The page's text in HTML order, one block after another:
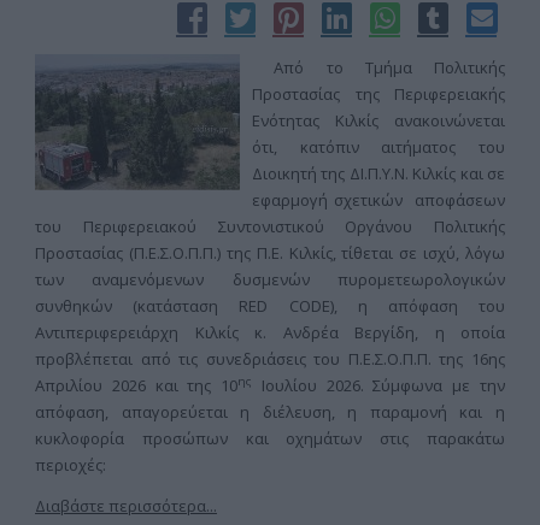
Από το Τμήμα Πολιτικής
Προστασίας της Περιφερειακής
Ενότητας Κιλκίς ανακοινώνεται
ότι, κατόπιν αιτήματος του
Διοικητή της ΔΙ.Π.Υ.Ν. Κιλκίς και σε
εφαρμογή σχετικών αποφάσεων
του Περιφερειακού Συντονιστικού Οργάνου Πολιτικής
Προστασίας (Π.Ε.Σ.Ο.Π.Π.) της Π.Ε. Κιλκίς, τίθεται σε ισχύ, λόγω
των αναμενόμενων δυσμενών πυρομετεωρολογικών
συνθηκών (κατάσταση RED CODE), η απόφαση του
Αντιπεριφερειάρχη Κιλκίς κ. Ανδρέα Βεργίδη, η οποία
προβλέπεται από τις συνεδριάσεις του Π.Ε.Σ.Ο.Π.Π. της 16ης
Απριλίου 2026 και της 10ης Ιουλίου 2026. Σύμφωνα με την
απόφαση, απαγορεύεται η διέλευση, η παραμονή και η
κυκλοφορία προσώπων και οχημάτων στις παρακάτω
περιοχές:
Διαβάστε περισσότερα...